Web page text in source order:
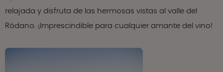
relajada y disfruta de las hermosas vistas al valle del
Ródano. ¡Imprescindible para cualquier amante del vino!